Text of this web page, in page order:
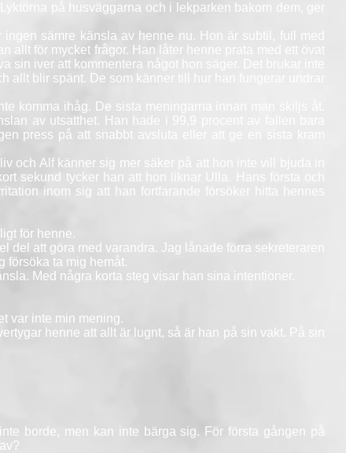
på husväggarna och i lekparken bakom dem, ger
sämre känsla av henne nu. Hon är subtil, full med
allt för mycket frågor. Han låter henne prata med ett övat
sin iver att kommentera något hon säger. Det brukar inte
allt blir spänt. De som känner till hur han fungerar undrar
komma ihåg. De sista meningarna innan man skiljs åt.
av utsatthet. Han hade i 99,9 procent av fallen bara
press på att snabbt avsluta eller att ge en sista kram
och Alf känner sig mer säker på att hon inte vill bjuda in
sekund tycker han att hon liknar Ulla. Hans första och
inom sig att han fortfarande försöker hitta hennes
för henne.
del att göra med varandra. Jag lånade förra sekreteraren
försöka ta mig hemåt.
Med några korta steg visar han sina intentioner.
var inte min mening.
henne att allt är lugnt, så är han på sin vakt. På sin
borde, men kan inte bärga sig. För första gången på